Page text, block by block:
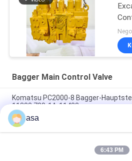
Bagger Main Control Valve
Komatsu PC2000-8 Bagger-
11300 709-1A-11400
PC160LC-7 PC160-7 Steuerventil
16100 Bagger Hauptteile
VOE14541591 Bohrer-
asa
6:43 PM